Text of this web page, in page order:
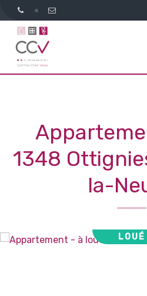
1348
la-
LOUÉ